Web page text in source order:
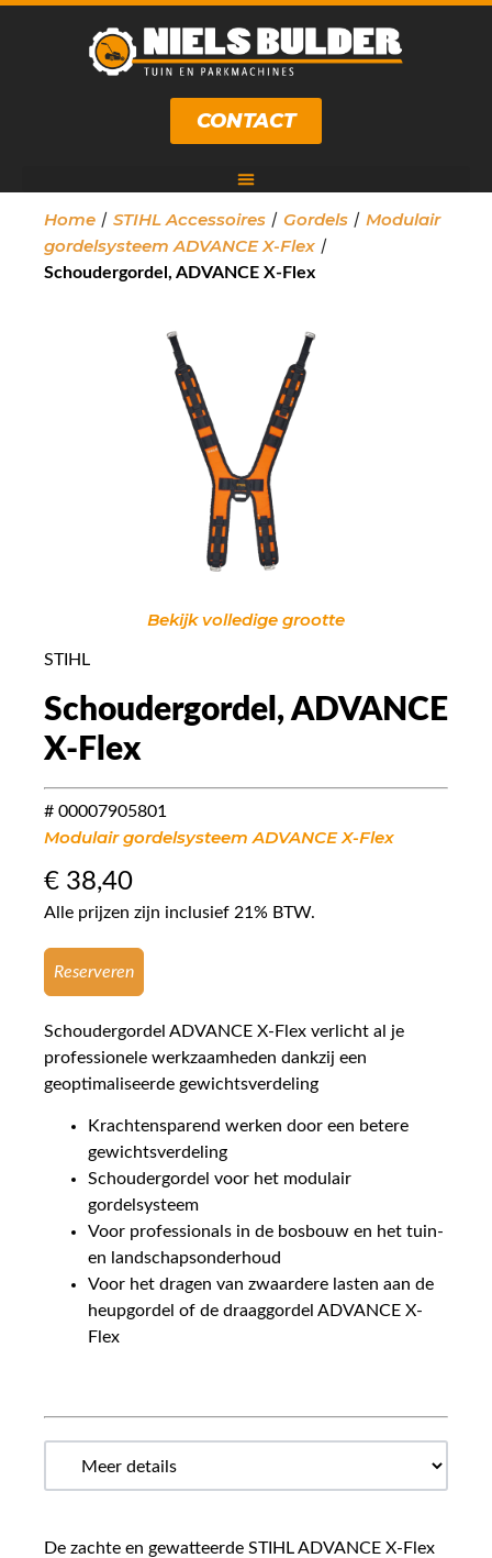
CONTACT
Home / STIHL Accessoires / Gordels / Modulair
gordelsysteem ADVANCE X-Flex /
Schoudergordel, ADVANCE X-Flex
Bekijk volledige grootte
STIHL
Schoudergordel, ADVANCE
X-Flex
# 00007905801
Modulair gordelsysteem ADVANCE X-Flex
€ 38,40
Alle prijzen zijn inclusief 21% BTW.
Reserveren
Schoudergordel ADVANCE X-Flex verlicht al je
professionele werkzaamheden dankzij een
geoptimaliseerde gewichtsverdeling
Krachtensparend werken door een betere
gewichtsverdeling
Schoudergordel voor het modulair
gordelsysteem
Voor professionals in de bosbouw en het tuin-
en landschapsonderhoud
Voor het dragen van zwaardere lasten aan de
heupgordel of de draaggordel ADVANCE X-
Flex
De zachte en gewatteerde STIHL ADVANCE X-Flex